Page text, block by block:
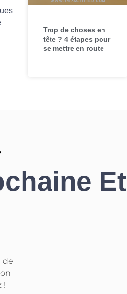
Trop de choses en
tête ? 4 étapes pour
se mettre en route
de
!